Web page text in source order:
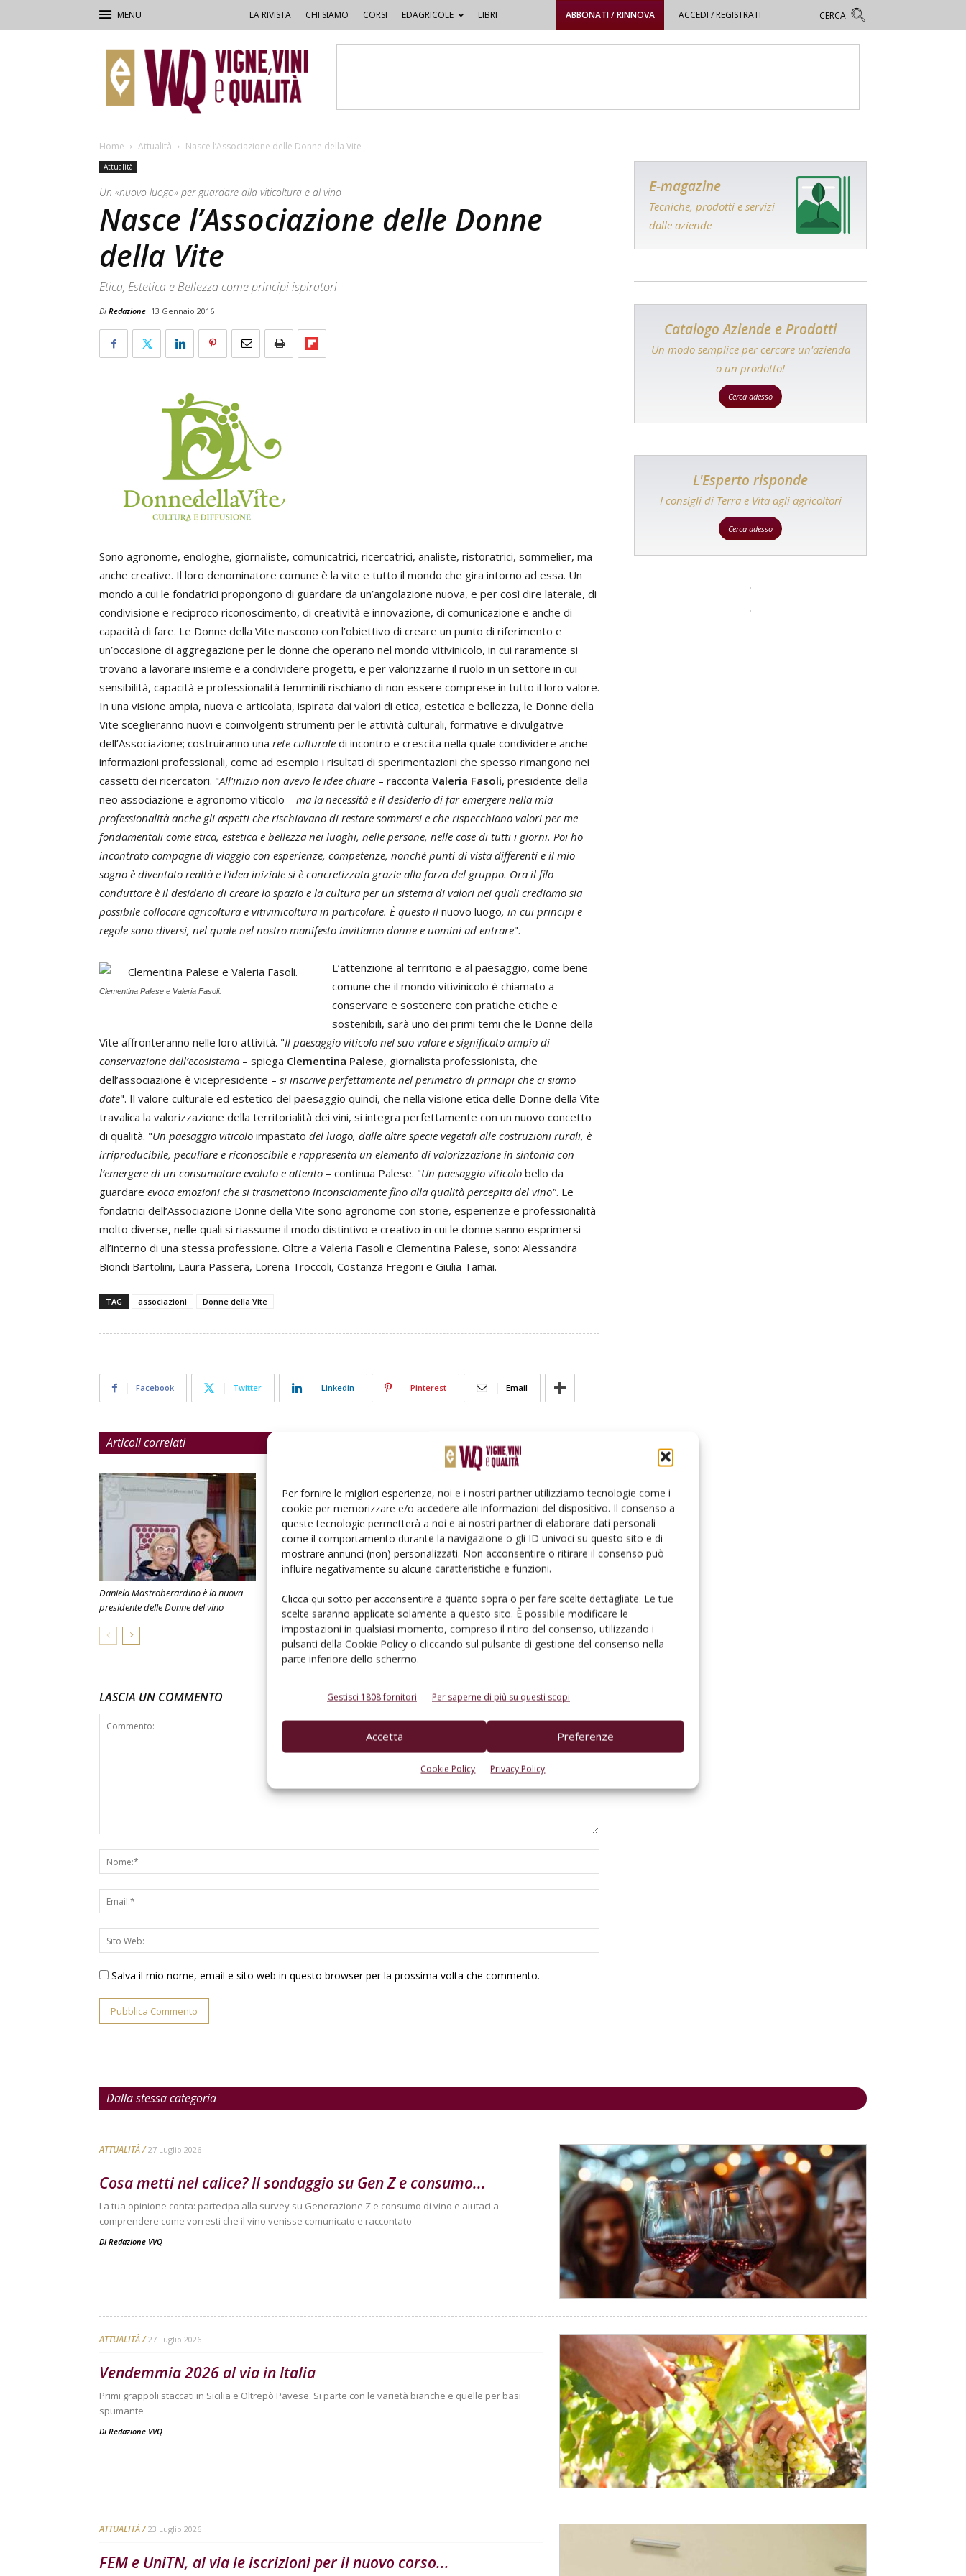
Per fornire le migliori esperienze, noi e i nostri partner utilizziamo tecnologie come i
cookie per memorizzare e/o accedere alle informazioni del dispositivo. Il consenso a
queste tecnologie permetterà a noi e ai nostri partner di elaborare dati personali
come il comportamento durante la navigazione o gli ID univoci su questo sito e di
mostrare annunci (non) personalizzati. Non acconsentire o ritirare il consenso può
influire negativamente su alcune caratteristiche e funzioni.
Clicca qui sotto per acconsentire a quanto sopra o per fare scelte dettagliate. Le tue
scelte saranno applicate solamente a questo sito. È possibile modificare le
impostazioni in qualsiasi momento, compreso il ritiro del consenso, utilizzando i
pulsanti della Cookie Policy o cliccando sul pulsante di gestione del consenso nella
parte inferiore dello schermo.
Gestisci 1808 fornitori Per saperne di più su questi scopi
Accetta Preferenze
Cookie Policy Privacy Policy
LA RIVISTA CHI SIAMO CORSI EDAGRICOLE LIBRI ABBONATI / RINNOVA ACCEDI / REGISTRATI
–
Vigne,
Vini
&
Home Attualità Nasce l’Associazione delle Donne della Vite
Attualità
Un «nuovo luogo» per guardare alla viticoltura e al vino
Nasce l’Associazione delle Donne
della Vite
Etica, Estetica e Bellezza come principi ispiratori
Di Redazione 13 Gennaio 2016
Sono agronome, enologhe, giornaliste, comunicatrici, ricercatrici, analiste, ristoratrici, sommelier, ma
anche creative. Il loro denominatore comune è la vite e tutto il mondo che gira intorno ad essa. Un
mondo a cui le fondatrici propongono di guardare da un’angolazione nuova, e per così dire laterale, di
condivisione e reciproco riconoscimento, di creatività e innovazione, di comunicazione e anche di
capacità di fare. Le Donne della Vite nascono con l’obiettivo di creare un punto di riferimento e
un’occasione di aggregazione per le donne che operano nel mondo vitivinicolo, in cui raramente si
trovano a lavorare insieme e a condividere progetti, e per valorizzarne il ruolo in un settore in cui
sensibilità, capacità e professionalità femminili rischiano di non essere comprese in tutto il loro valore.
In una visione ampia, nuova e articolata, ispirata dai valori di etica, estetica e bellezza, le Donne della
Vite sceglieranno nuovi e coinvolgenti strumenti per le attività culturali, formative e divulgative
dell’Associazione; costruiranno una rete culturale di incontro e crescita nella quale condividere anche
informazioni professionali, come ad esempio i risultati di sperimentazioni che spesso rimangono nei
cassetti dei ricercatori. "All'inizio non avevo le idee chiare – racconta Valeria Fasoli, presidente della
neo associazione e agronomo viticolo – ma la necessità e il desiderio di far emergere nella mia
professionalità anche gli aspetti che rischiavano di restare sommersi e che rispecchiano valori per me
fondamentali come etica, estetica e bellezza nei luoghi, nelle persone, nelle cose di tutti i giorni. Poi ho
incontrato compagne di viaggio con esperienze, competenze, nonché punti di vista differenti e il mio
sogno è diventato realtà e l'idea iniziale si è concretizzata grazie alla forza del gruppo. Ora il filo
conduttore è il desiderio di creare lo spazio e la cultura per un sistema di valori nei quali crediamo sia
possibile collocare agricoltura e vitivinicoltura in particolare. È questo il nuovo luogo, in cui principi e
regole sono diversi, nel quale nel nostro manifesto invitiamo donne e uomini ad entrare".
Clementina Palese e Valeria Fasoli.
L’attenzione al territorio e al paesaggio, come bene
comune che il mondo vitivinicolo è chiamato a
conservare e sostenere con pratiche etiche e
sostenibili, sarà uno dei primi temi che le Donne della
Vite affronteranno nelle loro attività. "Il paesaggio viticolo nel suo valore e significato ampio di
conservazione dell’ecosistema – spiega Clementina Palese, giornalista professionista, che
dell’associazione è vicepresidente – si inscrive perfettamente nel perimetro di principi che ci siamo
date". Il valore culturale ed estetico del paesaggio quindi, che nella visione etica delle Donne della Vite
travalica la valorizzazione della territorialità dei vini, si integra perfettamente con un nuovo concetto
di qualità. "Un paesaggio viticolo impastato del luogo, dalle altre specie vegetali alle costruzioni rurali, è
irriproducibile, peculiare e riconoscibile e rappresenta un elemento di valorizzazione in sintonia con
l’emergere di un consumatore evoluto e attento – continua Palese. "Un paesaggio viticolo bello da
guardare evoca emozioni che si trasmettono inconsciamente fino alla qualità percepita del vino". Le
fondatrici dell’Associazione Donne della Vite sono agronome con storie, esperienze e professionalità
molto diverse, nelle quali si riassume il modo distintivo e creativo in cui le donne sanno esprimersi
all’interno di una stessa professione. Oltre a Valeria Fasoli e Clementina Palese, sono: Alessandra
Biondi Bartolini, Laura Passera, Lorena Troccoli, Costanza Fregoni e Giulia Tamai.
TAG associazioni Donne della Vite
Facebook Twitter Linkedin Pinterest Email
Articoli correlati
Daniela Mastroberardino è la nuova
presidente delle Donne del vino
Donne Della Vite ai tempi del Covid-19.
Il vademecum per le aziende vitivinicole
“Il bello della biodiversità in vigneto”
sta nella sua complessità
LASCIA UN COMMENTO
Salva il mio nome, email e sito web in questo browser per la prossima volta che commento.
E-magazine
Tecniche, prodotti e servizi
dalle aziende
Catalogo Aziende e Prodotti
Un modo semplice per cercare un'azienda
o un prodotto!
Cerca adesso
L'Esperto risponde
I consigli di Terra e Vita agli agricoltori
Cerca adesso
Dalla stessa categoria
ATTUALITÀ 27 Luglio 2026
Cosa metti nel calice? Il sondaggio su Gen Z e consumo...
La tua opinione conta: partecipa alla survey su Generazione Z e consumo di vino e aiutaci a
comprendere come vorresti che il vino venisse comunicato e raccontato
Di Redazione VVQ
ATTUALITÀ 27 Luglio 2026
Vendemmia 2026 al via in Italia
Primi grappoli staccati in Sicilia e Oltrepò Pavese. Si parte con le varietà bianche e quelle per basi
spumante
Di Redazione VVQ
ATTUALITÀ 23 Luglio 2026
FEM e UniTN, al via le iscrizioni per il nuovo corso...